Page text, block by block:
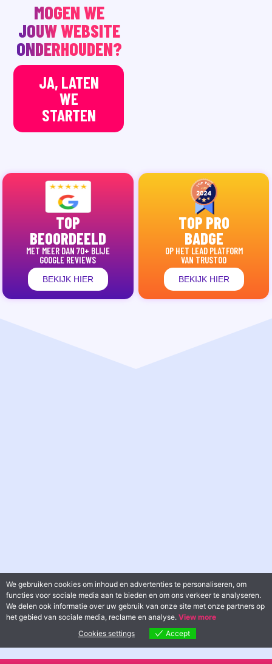
MOGEN WE
JOUW WEBSITE
ONDERHOUDEN?
JA, LATEN
WE
STARTEN
TOP
BEOORDEELD
MET MEER DAN 70+ BLIJE
GOOGLE REVIEWS
BEKIJK HIER
TOP PRO
BADGE
OP HET LEAD PLATFORM
VAN TRUSTOO
BEKIJK HIER
We gebruiken cookies om inhoud en advertenties te personaliseren, om
functies voor sociale media aan te bieden en om ons verkeer te analyseren.
We delen ook informatie over uw gebruik van onze site met onze partners op
het gebied van sociale media, reclame en analyse. View more
Cookies settings
Accept